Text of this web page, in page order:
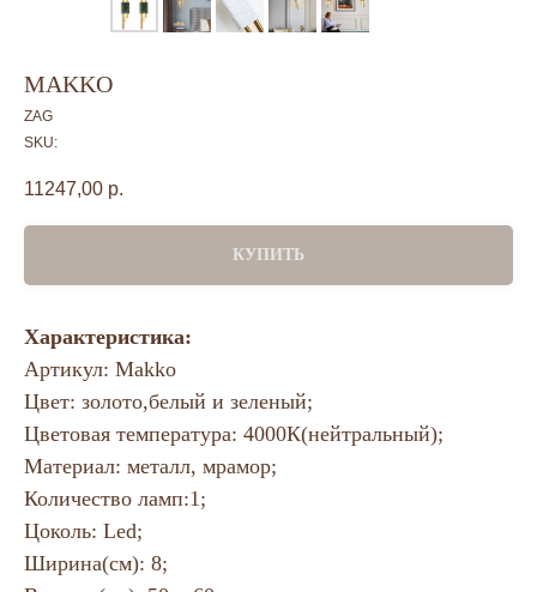
MAKKO
ZAG
SKU:
11247,00 р.
КУПИТЬ
Характеристика:
Артикул: Makko
Цвет: золото,белый и зеленый;
Цветовая температура: 4000К(нейтральный);
Материал: металл, мрамор;
Количество ламп:1;
Цоколь: Led;
Ширина(см): 8;